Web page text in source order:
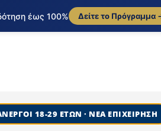
έως 100% Δείτε το Πρόγραμμα
18-29 ΕΤΩΝ · ΝΕΑ ΕΠΙΧΕΙΡΗΣΗ